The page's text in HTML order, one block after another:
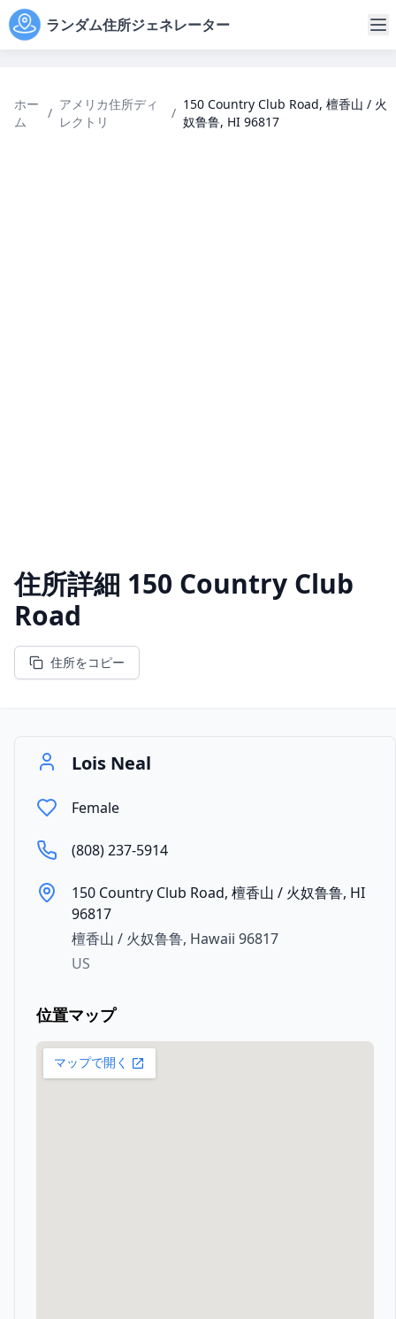
ランダム住所ジェネレーター
ホー
ム
/
アメリカ住所ディ
レクトリ
/
150 Country Club Road, 檀香山 / 火
奴鲁鲁, HI 96817
住所詳細 150 Country Club
Road
住所をコピー
Lois Neal
Female
(808) 237-5914
150 Country Club Road, 檀香山 / 火奴鲁鲁, HI
96817
檀香山 / 火奴鲁鲁, Hawaii 96817
US
位置マップ